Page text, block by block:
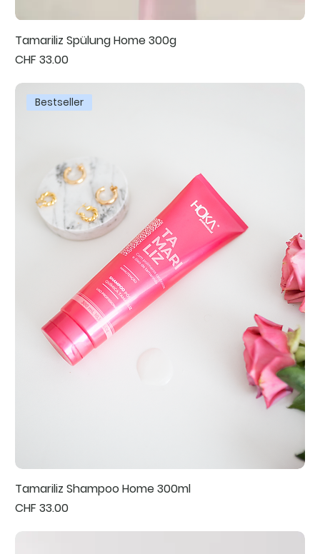
Tamariliz Spülung Home 300g
Preis
CHF 33.00
Bestseller
Tamariliz Shampoo Home 300ml
Preis
CHF 33.00